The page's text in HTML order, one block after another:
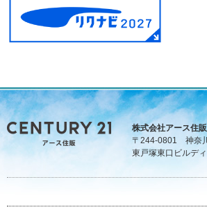
株式会社アース住販
〒244-0801 神奈
東戸塚東口ビルデ